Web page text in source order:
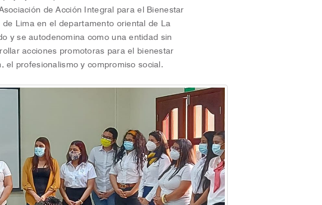
de Acción Integral para el Bienestar
Lima en el departamento oriental de La
y se autodenomina como una entidad sin
acciones promotoras para el bienestar
el profesionalismo y compromiso social.